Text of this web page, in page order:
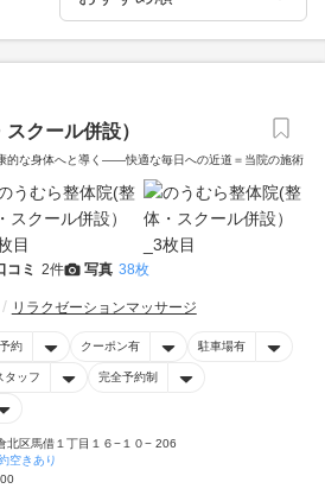
クール併設）
的な身体へと導く――快適な毎日への近道＝当院の施術
コミ 2件 写真 38枚
リラクゼーションマッサージ
約 クーポン有 駐車場有
タッフ 完全予約制
北区馬借１丁目１６−１０− 206
空きあり